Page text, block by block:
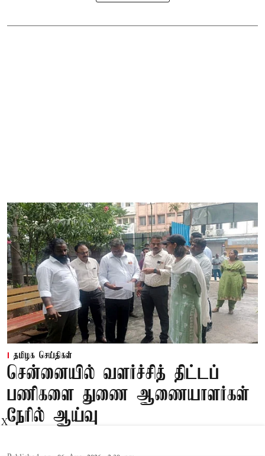
தமிழக செய்திகள்
சென்னையில் வளர்ச்சித் திட்டப்
பணிகளை துணை ஆணையாளர்கள்
நேரில் ஆய்வு
X